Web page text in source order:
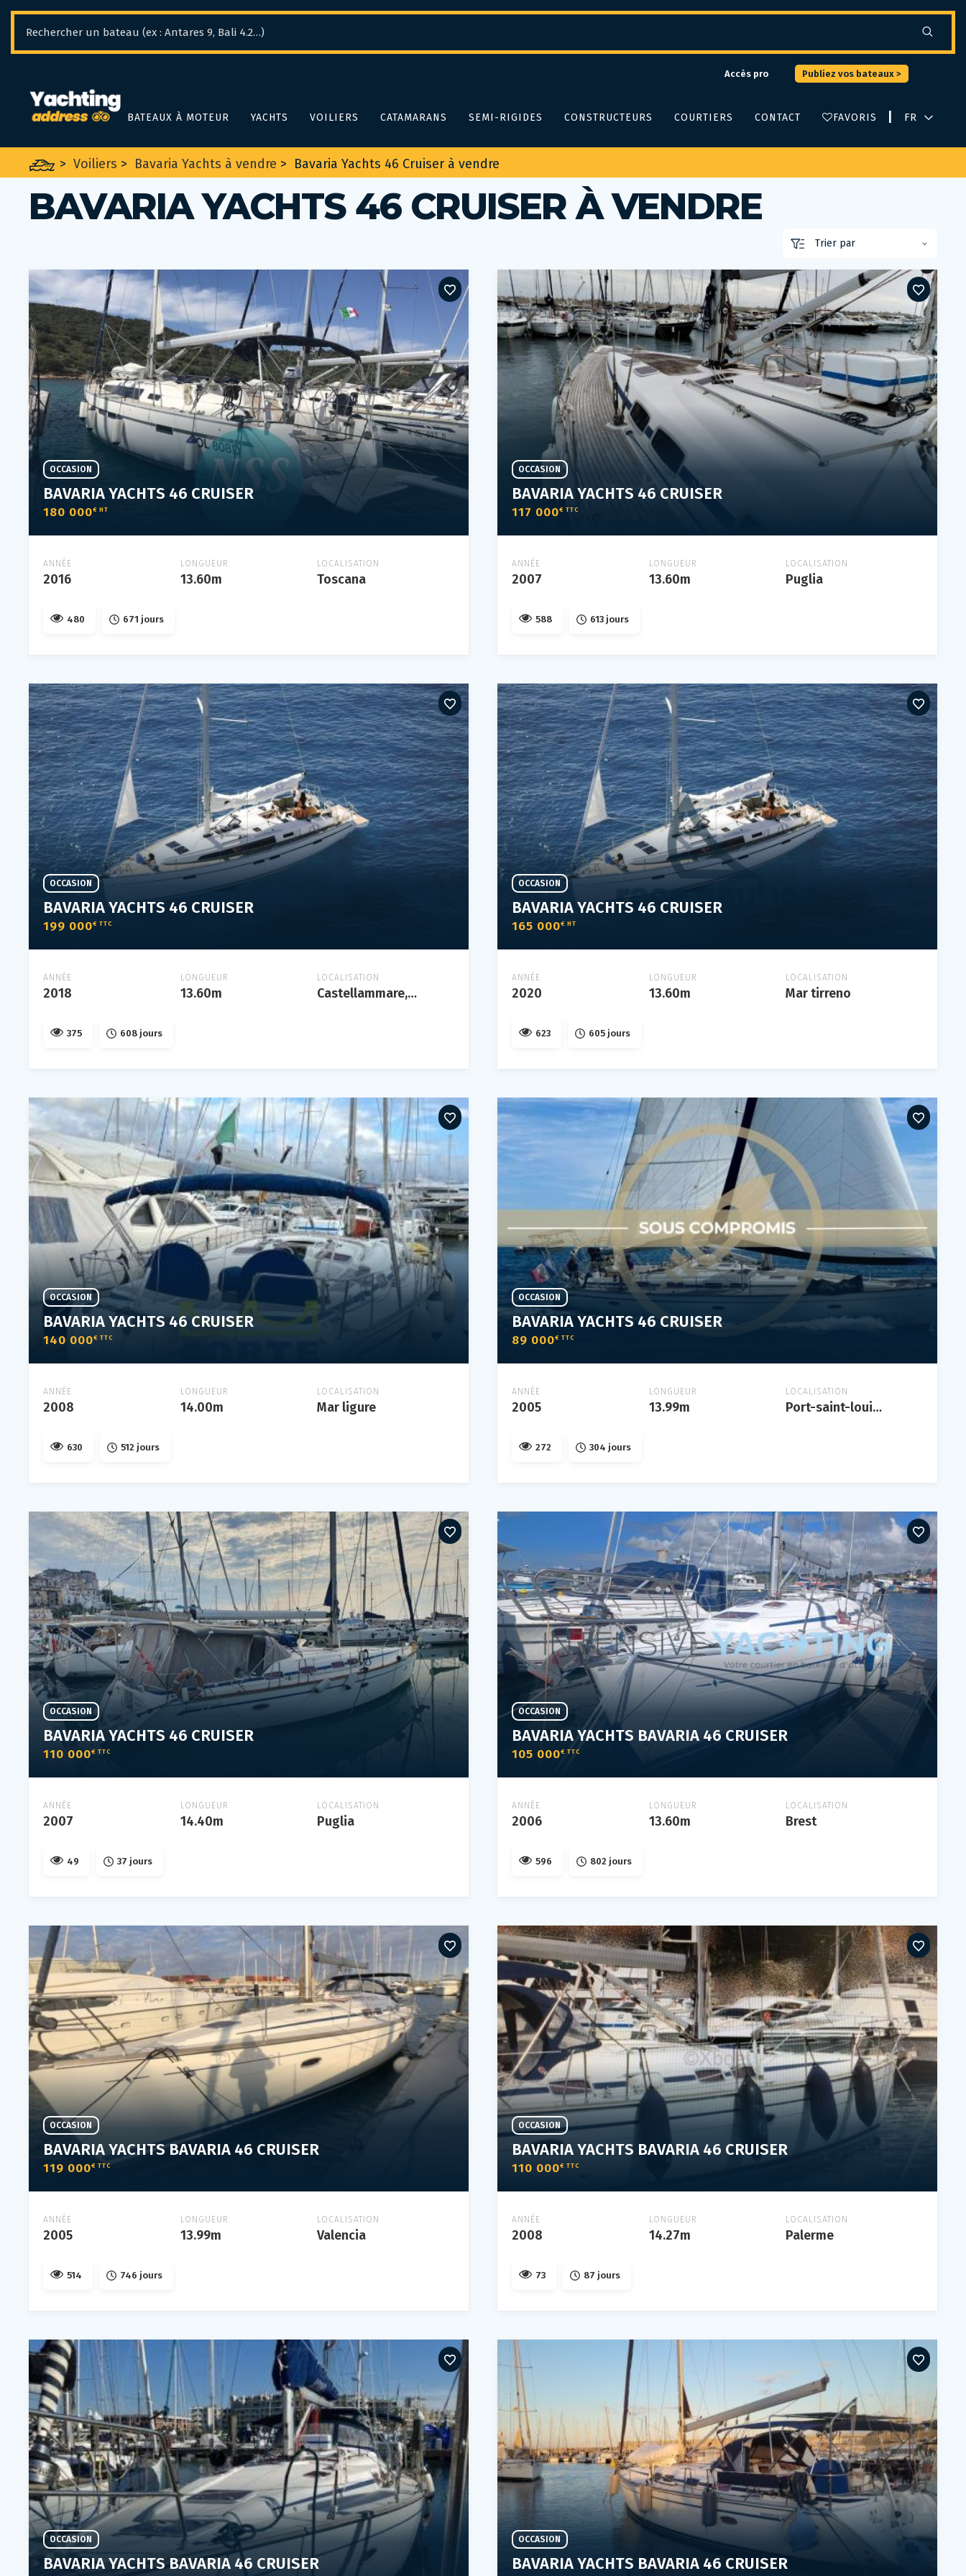
Accès pro Publiez vos bateaux >
BATEAUX À MOTEUR YACHTS VOILIERS CATAMARANS SEMI-RIGIDES CONSTRUCTEURS COURTIERS CONTACT FAVORIS
> Voiliers > Bavaria Yachts à vendre > Bavaria Yachts 46 Cruiser à vendre
BAVARIA YACHTS 46 CRUISER À VENDRE
BAVARIA YACHTS 46 CRUISER
180 000€ HT
OCCASION
ANNÉE
2016
LONGUEUR
13.60m
LOCALISATION
Toscana
480 671 jours
BAVARIA YACHTS 46 CRUISER
117 000€ TTC
OCCASION
ANNÉE
2007
LONGUEUR
13.60m
LOCALISATION
Puglia
588 613 jours
BAVARIA YACHTS 46 CRUISER
199 000€ TTC
OCCASION
ANNÉE
2018
LONGUEUR
13.60m
LOCALISATION
Castellammare, campania
375 608 jours
BAVARIA YACHTS 46 CRUISER
165 000€ HT
OCCASION
ANNÉE
2020
LONGUEUR
13.60m
LOCALISATION
Mar tirreno
623 605 jours
BAVARIA YACHTS 46 CRUISER
140 000€ TTC
OCCASION
ANNÉE
2008
LONGUEUR
14.00m
LOCALISATION
Mar ligure
630 512 jours
BAVARIA YACHTS 46 CRUISER
89 000€ TTC
OCCASION
ANNÉE
2005
LONGUEUR
13.99m
LOCALISATION
Port-saint-louis-du-rhône, port-saint-louis-du-rhône, france
272 304 jours
BAVARIA YACHTS 46 CRUISER
110 000€ TTC
OCCASION
ANNÉE
2007
LONGUEUR
14.40m
LOCALISATION
Puglia
49 37 jours
BAVARIA YACHTS BAVARIA 46 CRUISER
105 000€ TTC
OCCASION
ANNÉE
2006
LONGUEUR
13.60m
LOCALISATION
Brest
596 802 jours
BAVARIA YACHTS BAVARIA 46 CRUISER
119 000€ TTC
OCCASION
ANNÉE
2005
LONGUEUR
13.99m
LOCALISATION
Valencia
514 746 jours
BAVARIA YACHTS BAVARIA 46 CRUISER
110 000€ TTC
OCCASION
ANNÉE
2008
LONGUEUR
14.27m
LOCALISATION
Palerme
73 87 jours
BAVARIA YACHTS BAVARIA 46 CRUISER
OCCASION
BAVARIA YACHTS BAVARIA 46 CRUISER
OCCASION
Panneau de gestion des cookies